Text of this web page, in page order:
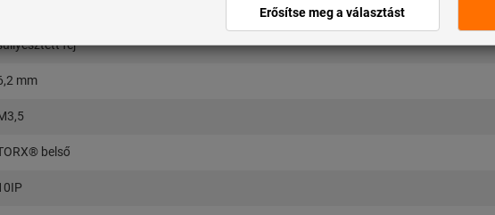
fej
mm
belső